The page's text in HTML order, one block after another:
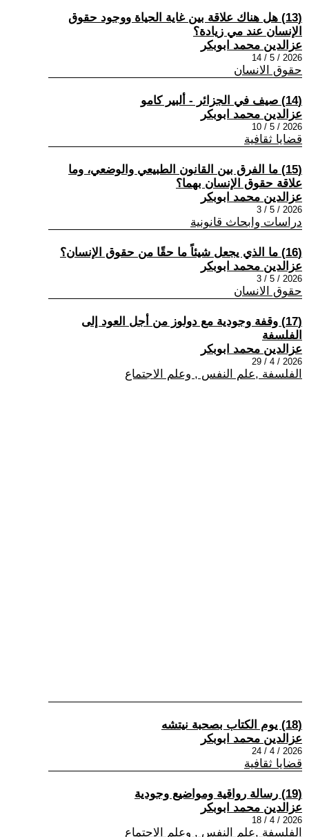
(13) هل هناك علاقة بين غاية الحياة ووجود حقوق
الإنسان عند مي زيادة؟
عزالدين محمد ابوبكر
2026 / 5 / 14
حقوق الانسان
(14) صيف في الجزائر - ألبير كامو
عزالدين محمد ابوبكر
2026 / 5 / 10
قضايا ثقافية
(15) ما الفرق بين القانون الطبيعي والوضعي، وما
علاقة حقوق الإنسان بهما؟
عزالدين محمد ابوبكر
2026 / 5 / 3
دراسات وابحاث قانونية
(16) ما الذي يجعل شيئاً ما حقًا من حقوق الإنسان؟
عزالدين محمد ابوبكر
2026 / 5 / 3
حقوق الانسان
(17) وقفة وجودية مع دولوز من أجل العود إلى
الفلسفة
عزالدين محمد ابوبكر
2026 / 4 / 29
الفلسفة ,علم النفس , وعلم الاجتماع
(18) يوم الكتاب بصحبة نيتشه
عزالدين محمد ابوبكر
2026 / 4 / 24
قضايا ثقافية
(19) رسالة رواقية ومواضيع وجودية
عزالدين محمد ابوبكر
2026 / 4 / 18
الفلسفة ,علم النفس , وعلم الاجتماع